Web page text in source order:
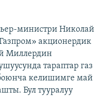
министри Николай
акционердик
Миллердин
тараптар газ
келишимге май
Бул тууралуу